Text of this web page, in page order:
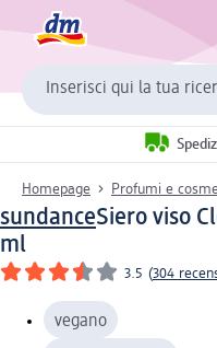
Inserisci qui la tua
Homepage Profumi e
sundanceSiero viso
ml
3.5 (304
vegano